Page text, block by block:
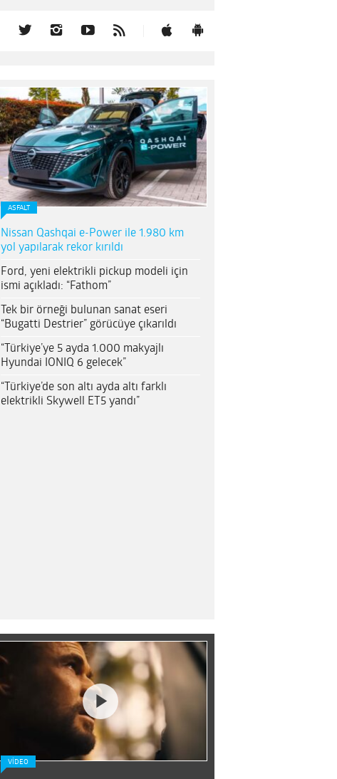
ASFALT
Nissan Qashqai e-Power ile 1.980 km
yol yapılarak rekor kırıldı
Ford, yeni elektrikli pickup modeli için
ismi açıkladı: “Fathom”
Tek bir örneği bulunan sanat eseri
“Bugatti Destrier” görücüye çıkarıldı
“Türkiye’ye 5 ayda 1.000 makyajlı
Hyundai IONIQ 6 gelecek”
“Türkiye’de son altı ayda altı farklı
elektrikli Skywell ET5 yandı”
VİDEO